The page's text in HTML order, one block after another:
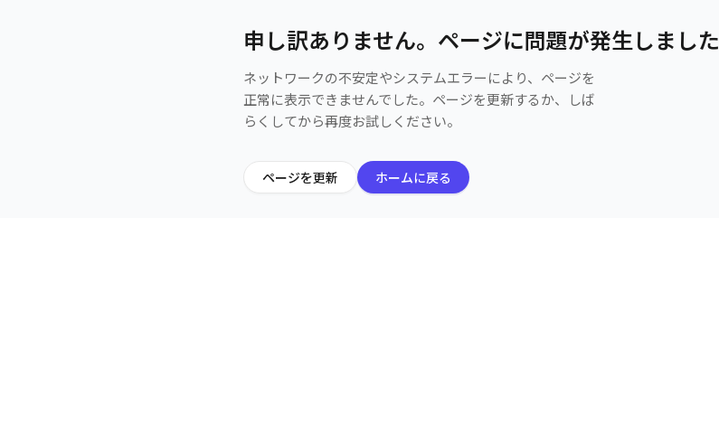
申し訳ありません。ページに問題が発生しました
ネットワークの不安定やシステムエラーにより、ページを
正常に表示できませんでした。ページを更新するか、しば
らくしてから再度お試しください。
ページを更新 ホームに戻る